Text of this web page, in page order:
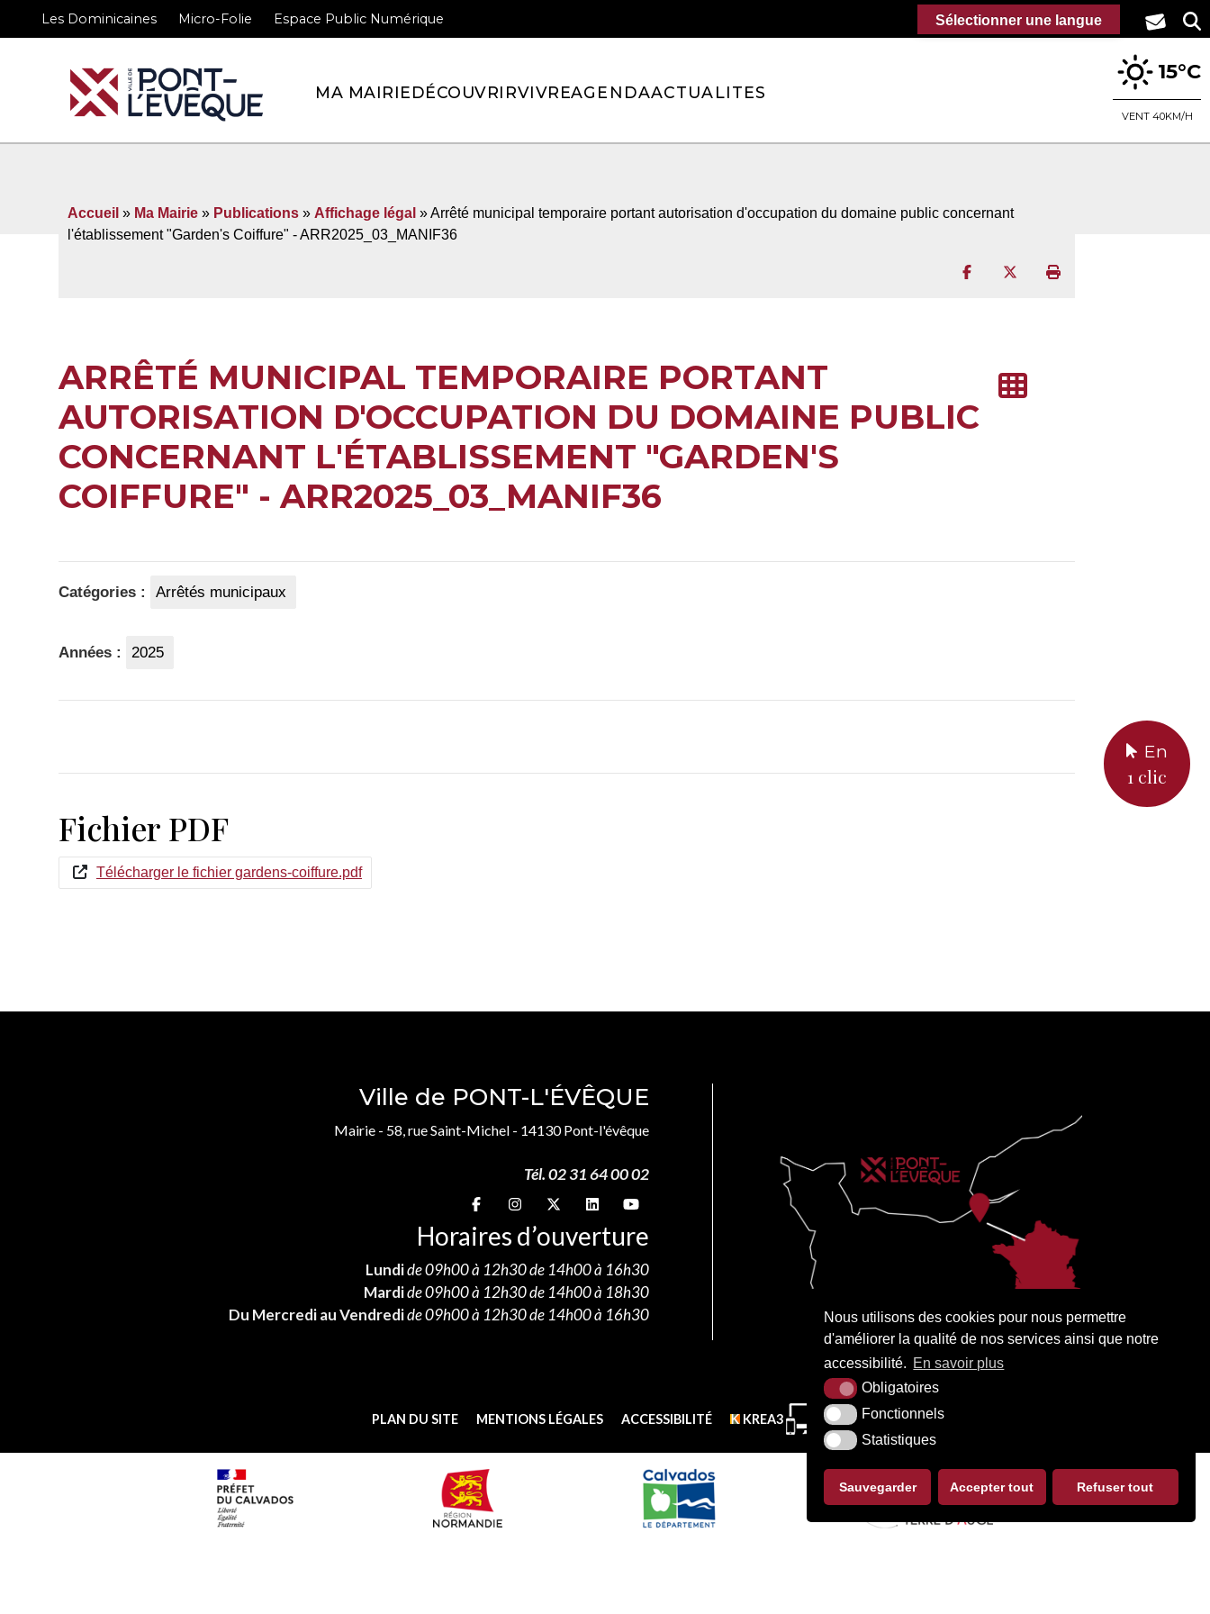
Nous utilisons des cookies pour nous permettre
d'améliorer la qualité de nos services ainsi que notre
accessibilité. En savoir plus
Obligatoires
Fonctionnels
Statistiques
Sauvegarder Accepter tout Refuser tout
Les Dominicaines Micro-Folie Espace Public Numérique
MA MAIRIEDÉCOUVRIRVIVREAGENDAACTUALITES
15°C
VENT 40KM/H
En
1 clic
Accueil » Ma Mairie » Publications » Affichage légal » Arrêté municipal temporaire portant autorisation d'occupation du domaine public concernant
l'établissement "Garden's Coiffure" - ARR2025_03_MANIF36
Partager sur Facebook
Partager sur Twitter
Imprimer la page
ARRÊTÉ MUNICIPAL TEMPORAIRE PORTANT
AUTORISATION D'OCCUPATION DU DOMAINE PUBLIC
CONCERNANT L'ÉTABLISSEMENT "GARDEN'S
COIFFURE" - ARR2025_03_MANIF36
Catégories : Arrêtés municipaux
Années : 2025
Fichier PDF
Télécharger le fichier gardens-coiffure.pdf
Ville de PONT-L'ÉVÊQUE
Mairie - 58, rue Saint-Michel - 14130 Pont-l'évêque
Tél. 02 31 64 00 02
Suivez-nous sur
Suivez-nous sur
Suivez-nous sur
Suivez-nous sur
Suivez-nous sur
Horaires d’ouverture
Lundide 09h00 à 12h30 de 14h00 à 16h30
Mardide 09h00 à 12h30 de 14h00 à 18h30
Du Mercredi au Vendredide 09h00 à 12h30 de 14h00 à 16h30
PLAN DU SITE MENTIONS LÉGALES ACCESSIBILITÉ KREA3
Sélectionner une langue